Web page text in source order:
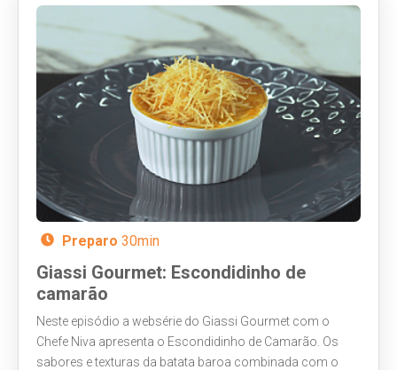
Preparo 30min
Giassi Gourmet: Escondidinho de
camarão
Neste episódio a websérie do Giassi Gourmet com o
Chefe Niva apresenta o Escondidinho de Camarão. Os
sabores e texturas da batata baroa combinada com o